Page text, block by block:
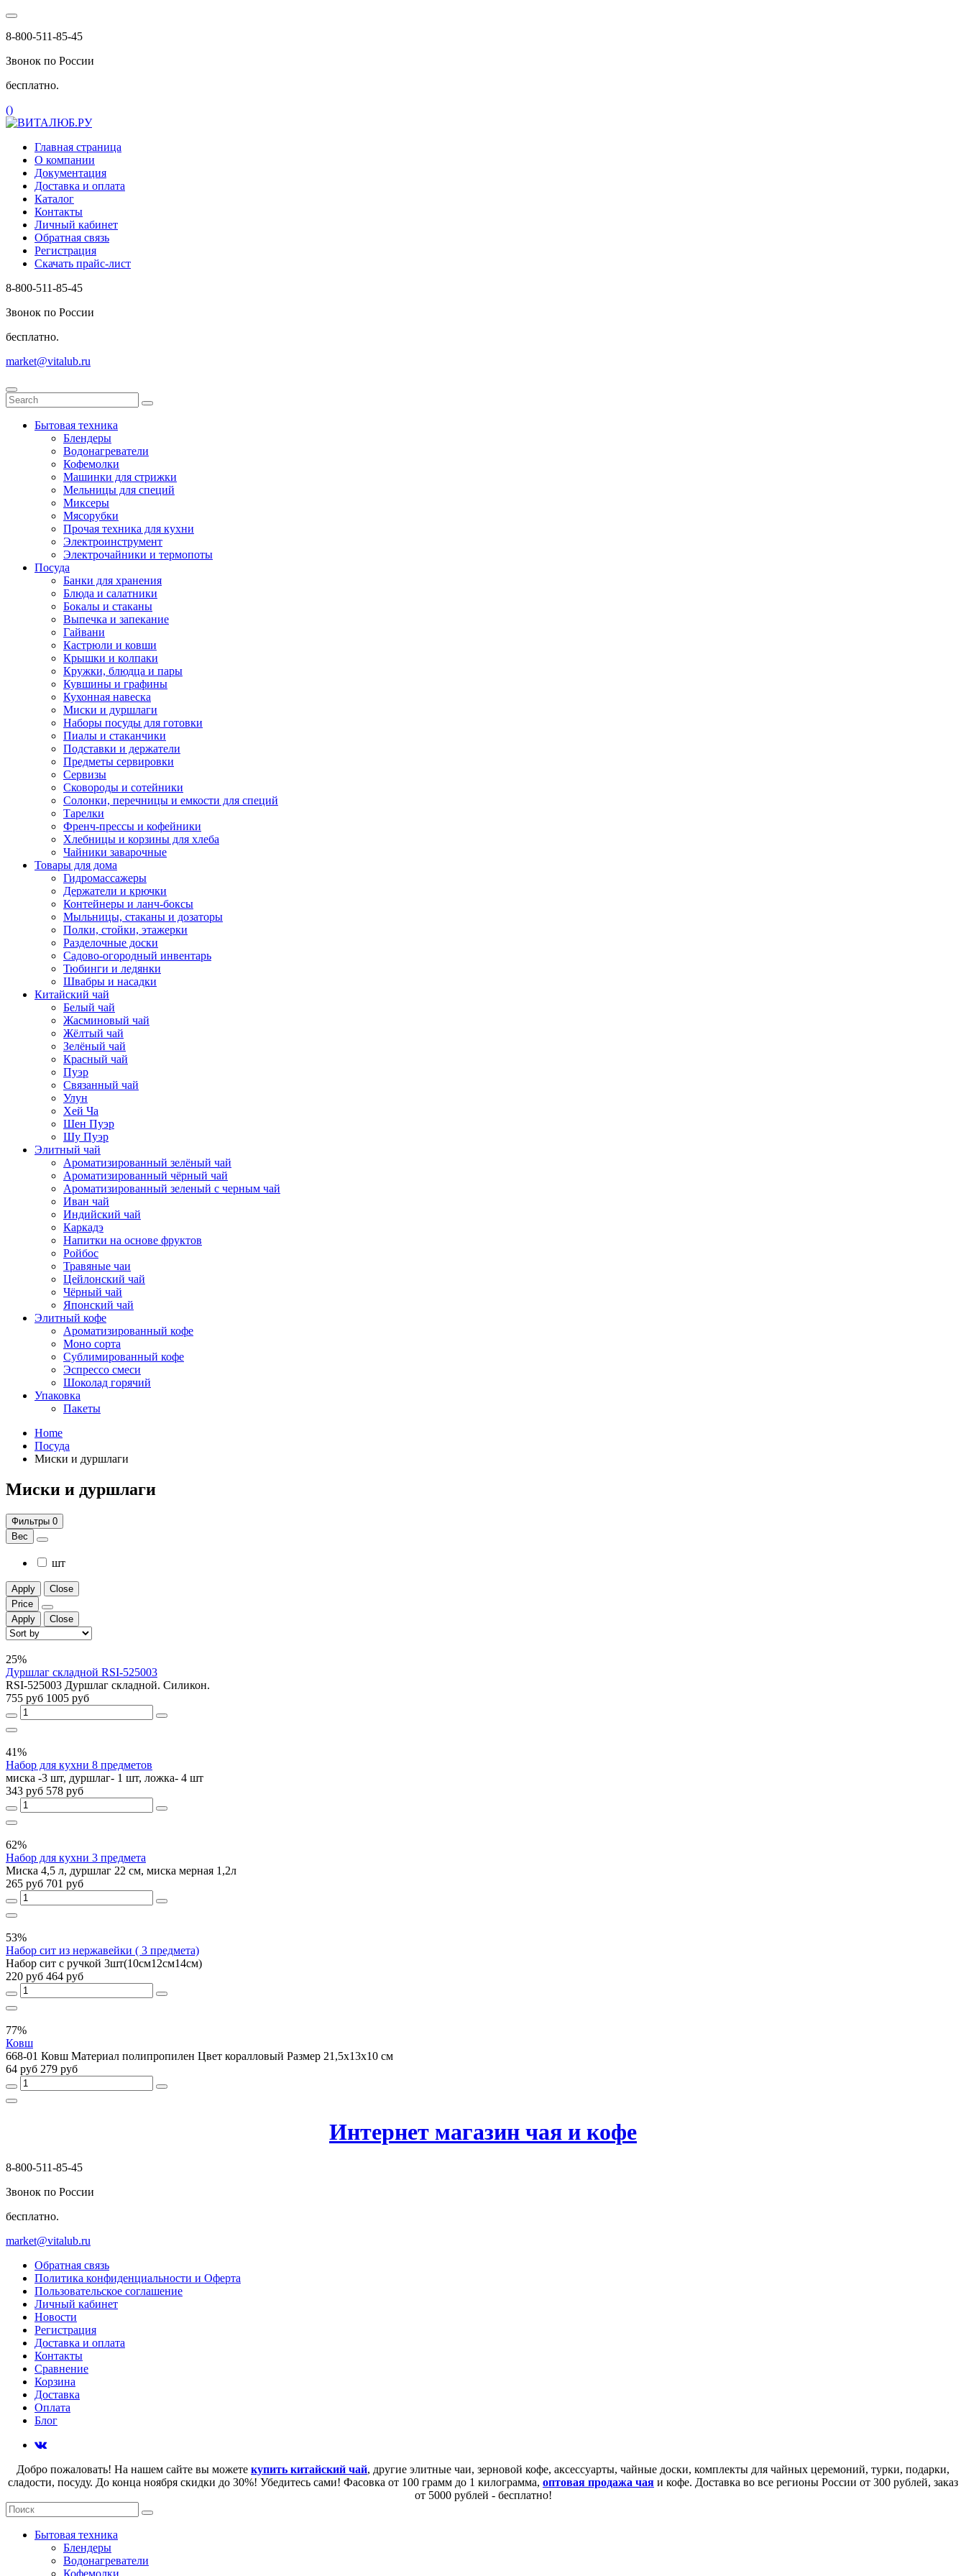
8-800-511-85-45
Звонок по России
бесплатно.
()
Главная страница
О компании
Документация
Доставка и оплата
Каталог
Контакты
Личный кабинет
Обратная связь
Регистрация
Скачать прайс-лист
8-800-511-85-45
Звонок по России
бесплатно.
market@vitalub.ru
Бытовая техника
Блендеры
Водонагреватели
Кофемолки
Машинки для стрижки
Мельницы для специй
Миксеры
Мясорубки
Прочая техника для кухни
Электроинструмент
Электрочайники и термопоты
Посуда
Банки для хранения
Блюда и салатники
Бокалы и стаканы
Выпечка и запекание
Гайвани
Кастрюли и ковши
Крышки и колпаки
Кружки, блюдца и пары
Кувшины и графины
Кухонная навеска
Миски и дуршлаги
Наборы посуды для готовки
Пиалы и стаканчики
Подставки и держатели
Предметы сервировки
Сервизы
Сковороды и сотейники
Солонки, перечницы и емкости для специй
Тарелки
Френч-прессы и кофейники
Хлебницы и корзины для хлеба
Чайники заварочные
Товары для дома
Гидромассажеры
Держатели и крючки
Контейнеры и ланч-боксы
Мыльницы, стаканы и дозаторы
Полки, стойки, этажерки
Разделочные доски
Садово-огородный инвентарь
Тюбинги и ледянки
Швабры и насадки
Китайский чай
Белый чай
Жасминовый чай
Жёлтый чай
Зелёный чай
Красный чай
Пуэр
Связанный чай
Улун
Хей Ча
Шен Пуэр
Шу Пуэр
Элитный чай
Ароматизированный зелёный чай
Ароматизированный чёрный чай
Ароматизированный зеленый с черным чай
Иван чай
Индийский чай
Каркадэ
Напитки на основе фруктов
Ройбос
Травяные чаи
Цейлонский чай
Чёрный чай
Японский чай
Элитный кофе
Ароматизированный кофе
Моно сорта
Сублимированный кофе
Эспрессо смеси
Шоколад горячий
Упаковка
Пакеты
Home
Посуда
Миски и дуршлаги
Миски и дуршлаги
Фильтры 0
Вес
шт
Apply
Close
Price
Apply
Close
25%
Дуршлаг складной RSI-525003
RSI-525003 Дуршлаг складной. Силикон.
755 руб 1005 руб
41%
Набор для кухни 8 предметов
миска -3 шт, дуршлаг- 1 шт, ложка- 4 шт
343 руб 578 руб
62%
Набор для кухни 3 предмета
Миска 4,5 л, дуршлаг 22 см, миска мерная 1,2л
265 руб 701 руб
53%
Набор сит из нержавейки ( 3 предмета)
Набор сит с ручкой 3шт(10см12см14см)
220 руб 464 руб
77%
Ковш
668-01 Ковш Материал полипропилен Цвет коралловый Размер 21,5х13х10 см
64 руб 279 руб
Интернет магазин чая и кофе
8-800-511-85-45
Звонок по России
бесплатно.
market@vitalub.ru
Обратная связь
Политика конфиденциальности и Оферта
Пользовательское соглашение
Личный кабинет
Новости
Регистрация
Доставка и оплата
Контакты
Сравнение
Корзина
Доставка
Оплата
Блог
Добро пожаловать! На нашем сайте вы можете купить китайский чай, другие элитные чаи, зерновой кофе, аксессуарты, чайные доски, комплекты для чайных церемоний, турки, подарки,
сладости, посуду. До конца ноября скидки до 30%! Убедитесь сами! Фасовка от 100 грамм до 1 килограмма, оптовая продажа чая и кофе. Доставка во все регионы России от 300 рублей, заказ
от 5000 рублей - бесплатно!
Бытовая техника
Блендеры
Водонагреватели
Кофемолки